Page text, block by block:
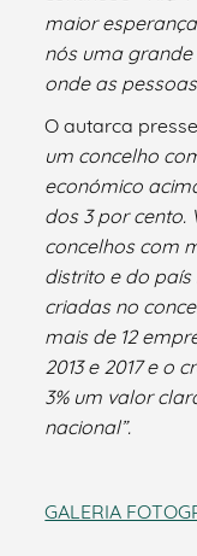
maior
nós uma
onde as
O autarca
um concelho
económico
dos 3 por cento.
concelhos com
distrito e do
criadas no
mais de 12
2013 e 2017 e o
3% um valor
nacional”.
GALERIA